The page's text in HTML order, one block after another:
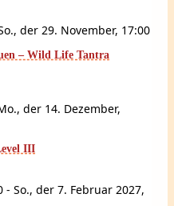
der 29. November, 17:00
– Wild Life Tantra
der 14. Dezember,
III
- So., der 7. Februar 2027,